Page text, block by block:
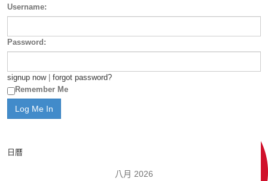
Username:
Password:
signup now| forgot password?
Remember Me
日曆
八月 2026